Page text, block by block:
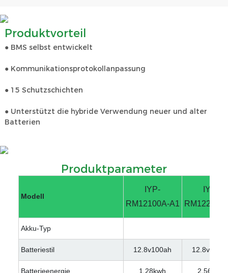
Produktvorteil
● BMS selbst entwickelt
● Kommunikationsprotokollanpassung
● 15 Schutzschichten
● Unterstützt die hybride Verwendung neuer und alter
Batterien
Produktparameter
Modell
IYP-
RM12100A-A1
IYP-
Akku-Typ
Batteriestil 12.8v100ah
Batterieenergie 1.28kwh 2.56kwh